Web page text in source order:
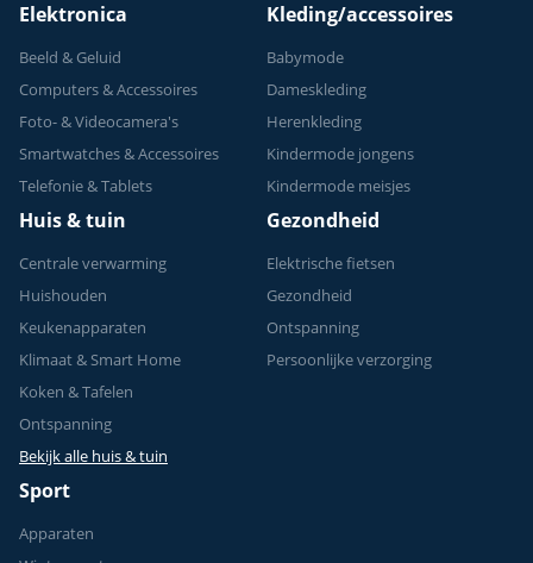
Elektronica
Beeld & Geluid
Computers & Accessoires
Foto- & Videocamera's
Smartwatches & Accessoires
Telefonie & Tablets
Kleding/accessoires
Babymode
Dameskleding
Herenkleding
Kindermode jongens
Kindermode meisjes
Huis & tuin
Centrale verwarming
Huishouden
Keukenapparaten
Klimaat & Smart Home
Koken & Tafelen
Ontspanning
Bekijk alle huis & tuin
Gezondheid
Elektrische fietsen
Gezondheid
Ontspanning
Persoonlijke verzorging
Sport
Apparaten